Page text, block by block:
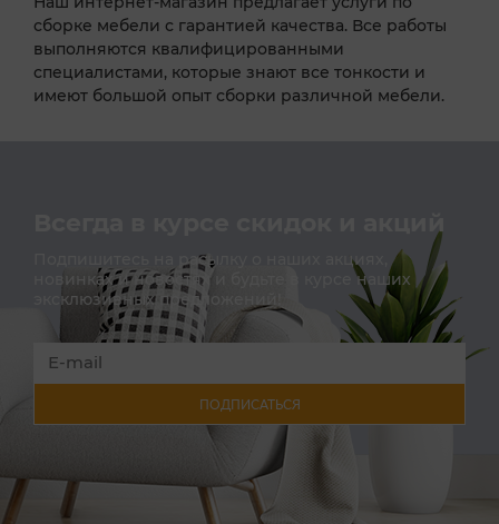
сборке мебели с гарантией качества. Все работы
выполняются квалифицированными
специалистами, которые знают все тонкости и
имеют большой опыт сборки различной мебели.
Всегда в курсе скидок и акций
Подпишитесь на расылку о наших акциях,
новинках и новостях и будьте в курсе наших
эксклюзивных предложений!
ПОДПИСАТЬСЯ